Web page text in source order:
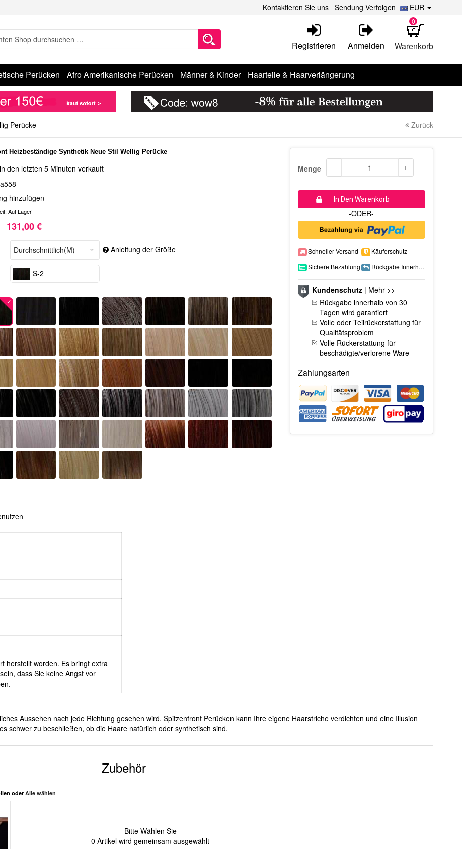
EUR
Kontaktieren Sie uns Sendung Verfolgen
Warenkorb
0
Registrieren Anmelden
Perücken Afro Amerikanische Perücken Männer & Kinder Haarteile & Haarverlängerung
Perücke Zurück
Heizbeständige Synthetik Neue Stil Wellig Perücke
in den letzten 5 Minuten verkauft
hinzufügen
Auf Lager
131,00 €
Anleitung der Größe
S-2
Menge - +
In Den Warenkorb
-ODER-
Schneller Versand
Käuferschutz
Sichere Bezahlung
Rückgabe Innerhalb 15 Tage
Kundenschutz| Mehr >>
Rückgabe innerhalb von 30
Tagen wird garantiert
Volle oder Teilrückerstattung für
Qualitätsproblem
Volle Rückerstattung für
beschädigte/verlorene Ware
Zahlungsarten
herstellt worden. Es bringt extra
dass Sie keine Angst vor
Aussehen nach jede Richtung gesehen wird. Spitzenfront Perücken kann Ihre eigene Haarstriche verdichten und eine Illusion
schwer zu beschließen, ob die Haare natürlich oder synthetisch sind.
Zubehör
oder Alle wählen
Bitte Wählen Sie
0 Artikel wird gemeinsam ausgewählt